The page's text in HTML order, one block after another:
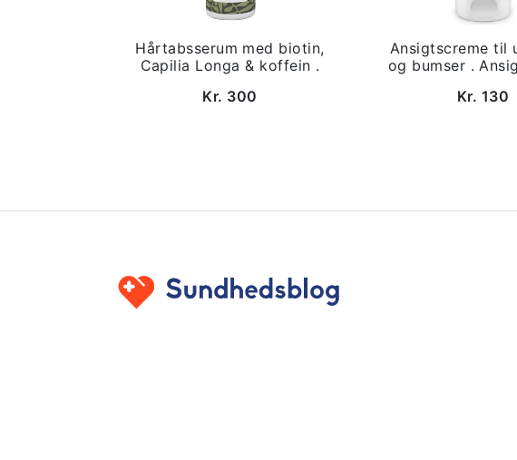
Hårtabsserum med biotin,
Capilia Longa & koffein .
Kr. 300
Ansigtscreme til
og bumser .
Kr. 130